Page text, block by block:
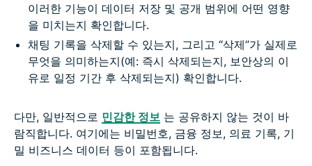
이러한 기능이 데이터 저장 및 공개 범위에 어떤 영향
을 미치는지 확인합니다.
채팅 기록을 삭제할 수 있는지, 그리고 “삭제”가 실제로
무엇을 의미하는지(예: 즉시 삭제되는지, 보안상의 이
유로 일정 기간 후 삭제되는지) 확인합니다.
다만, 일반적으로 민감한 정보 는 공유하지 않는 것이 바
람직합니다. 여기에는 비밀번호, 금융 정보, 의료 기록, 기
밀 비즈니스 데이터 등이 포함됩니다.